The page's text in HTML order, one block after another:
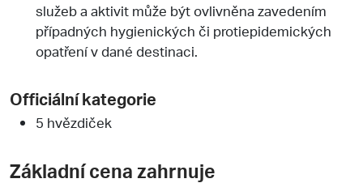
služeb a aktivit může být ovlivněna zavedením
případných hygienických či protiepidemických
opatření v dané destinaci.
Officiální kategorie
5 hvězdiček
Základní cena zahrnuje